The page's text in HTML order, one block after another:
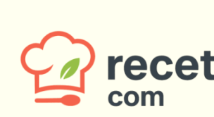
contenido